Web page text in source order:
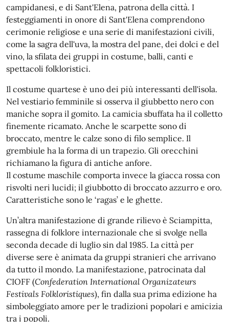
campidanesi, e di Sant'Elena, patrona della città. I
festeggiamenti in onore di Sant'Elena comprendono
cerimonie religiose e una serie di manifestazioni civili,
come la sagra dell'uva, la mostra del pane, dei dolci e del
vino, la sfilata dei gruppi in costume, balli, canti e
spettacoli folkloristici.
Il costume quartese è uno dei più interessanti dell'isola.
Nel vestiario femminile si osserva il giubbetto nero con
maniche sopra il gomito. La camicia sbuffata ha il colletto
finemente ricamato. Anche le scarpette sono di
broccato, mentre le calze sono di filo semplice. Il
grembiule ha la forma di un trapezio. Gli orecchini
richiamano la figura di antiche anfore.
Il costume maschile comporta invece la giacca rossa con
risvolti neri lucidi; il giubbotto di broccato azzurro e oro.
Caratteristiche sono le ‘ragas’ e le ghette.
Un’altra manifestazione di grande rilievo è Sciampitta,
rassegna di folklore internazionale che si svolge nella
seconda decade di luglio sin dal 1985. La città per
diverse sere è animata da gruppi stranieri che arrivano
da tutto il mondo. La manifestazione, patrocinata dal
CIOFF (Confederation International Organizateurs
Festivals Folkloristiques), fin dalla sua prima edizione ha
simboleggiato amore per le tradizioni popolari e amicizia
tra i popoli.